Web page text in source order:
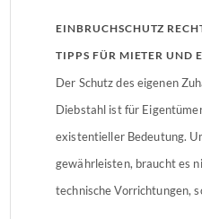
EINBRUCHSCHUTZ
TIPPS FÜR MIETER UND
Der Schutz des eigenen
Diebstahl ist für
existentieller Bedeutung.
gewährleisten, braucht es
technische Vorrichtungen,